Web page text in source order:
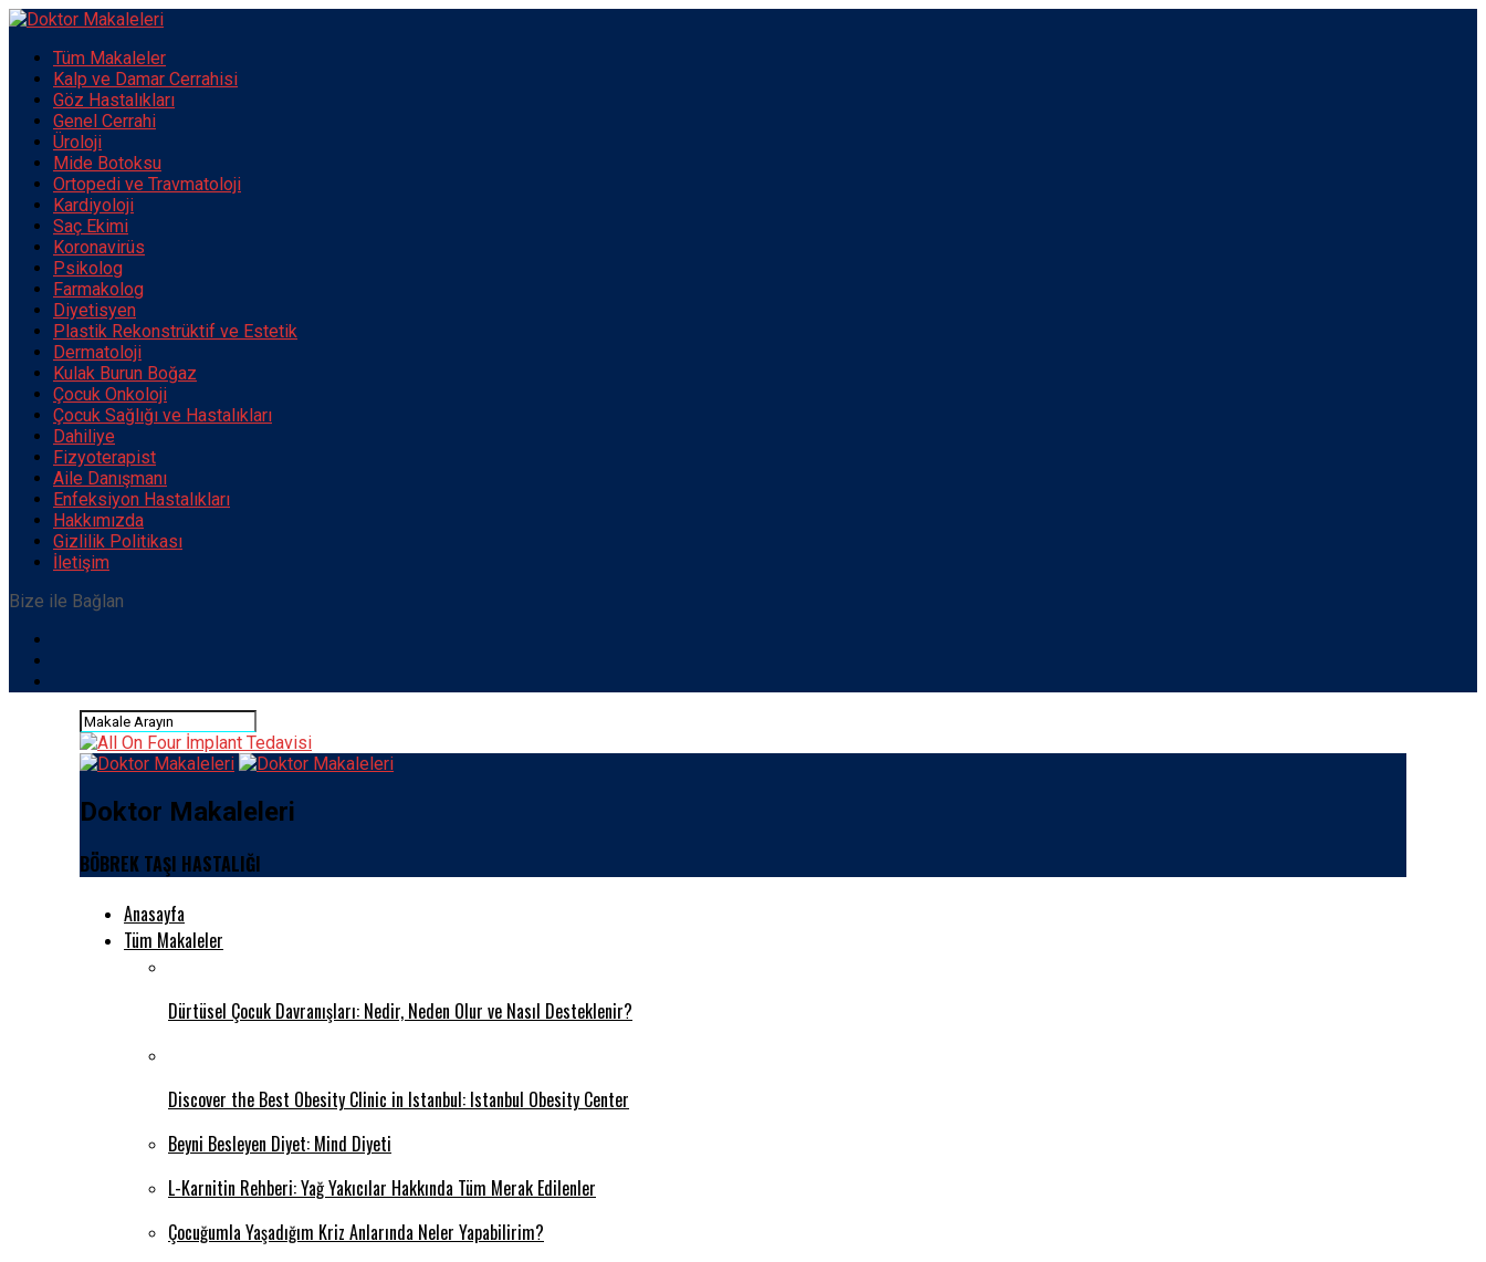
Tüm Makaleler
Kalp ve Damar Cerrahisi
Göz Hastalıkları
Genel Cerrahi
Üroloji
Mide Botoksu
Ortopedi ve Travmatoloji
Kardiyoloji
Saç Ekimi
Koronavirüs
Psikolog
Farmakolog
Diyetisyen
Plastik Rekonstrüktif ve Estetik
Dermatoloji
Kulak Burun Boğaz
Çocuk Onkoloji
Çocuk Sağlığı ve Hastalıkları
Dahiliye
Fizyoterapist
Aile Danışmanı
Enfeksiyon Hastalıkları
Hakkımızda
Gizlilik Politikası
İletişim
Bize ile Bağlan
Doktor Makaleleri
BÖBREK TAŞI HASTALIĞI
Anasayfa
Tüm Makaleler
Dürtüsel Çocuk Davranışları: Nedir, Neden Olur ve Nasıl Desteklenir?
Discover the Best Obesity Clinic in Istanbul: Istanbul Obesity Center
Beyni Besleyen Diyet: Mind Diyeti
L-Karnitin Rehberi: Yağ Yakıcılar Hakkında Tüm Merak Edilenler
Çocuğumla Yaşadığım Kriz Anlarında Neler Yapabilirim?